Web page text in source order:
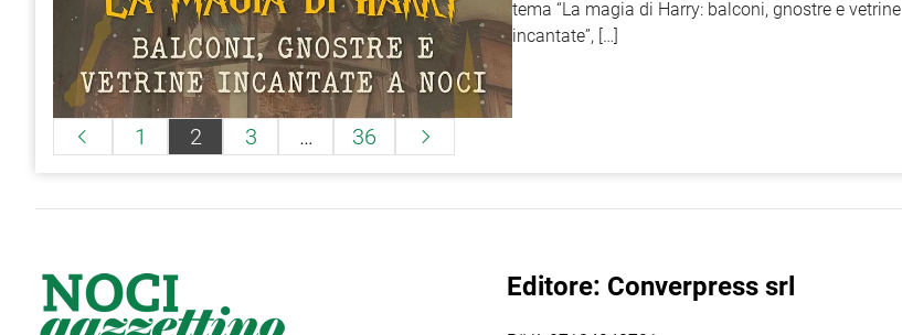
tema “La magia di Harry: balconi, gnostre e vetrine
incantate”, […]
Paginazione
articoli
 1 2 3 … 36 
Editore: Converpress srl